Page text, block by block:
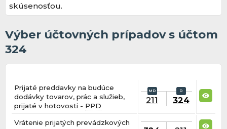
skúsenosťou.
Výber účtovných prípadov s účtom
324
Prijaté preddavky na budúce
dodávky tovarov, prác a služieb,
prijaté v hotovosti - PPD
211 324
Vrátenie prijatých prevádzkových